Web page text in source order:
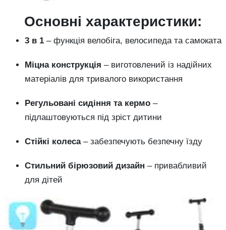
Основні характеристики:
3 в 1 – функція велобіга, велосипеда та самоката
Міцна конструкція – виготовлений із надійних
матеріалів для тривалого використання
Регульовані сидіння та кермо –
підлаштовуються під зріст дитини
Стійкі колеса– забезпечують безпечну їзду
Стильний бірюзовий дизайн – привабливий
для дітей